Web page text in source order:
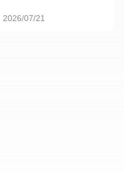
2026/07/21